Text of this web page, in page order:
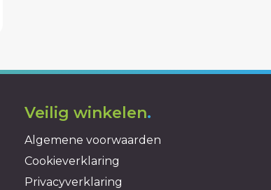
Veilig winkelen.
Algemene voorwaarden
Cookieverklaring
Privacyverklaring